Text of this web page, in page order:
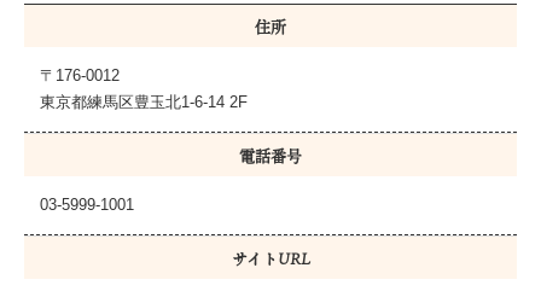
住所
〒176-0012
東京都練馬区豊玉北1-6-14 2F
電話番号
03-5999-1001
サイトURL